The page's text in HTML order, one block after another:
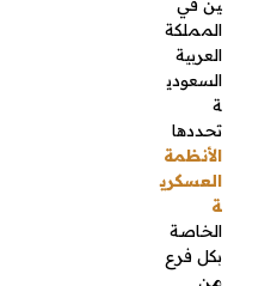
الأنظمة
العسكرية
الخاصة
بكل فرع
من القوات
المسلحة،
لكن هناك
شروط
عامة
ينبغي